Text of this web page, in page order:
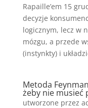
Rapaille’em 15
decyzje
logicznym, lecz w
mózgu, a przede
(instynkty) i
Metoda
żeby nie musieć
utworzone przez